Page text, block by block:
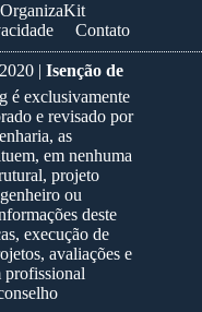
Contato
2020 | Isenção de
é exclusivamente
e revisado por
as
em nenhuma
projeto
ou
deste
execução de
avaliações e
profissional